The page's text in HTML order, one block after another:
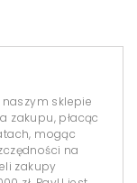
naszym sklepie
zakupu, płacąc
mogąc
na
zakupy